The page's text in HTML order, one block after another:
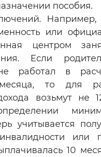
пособия.
Например,
или
центром
Если
работал в
то для
возьмут не
учитывается
или
10